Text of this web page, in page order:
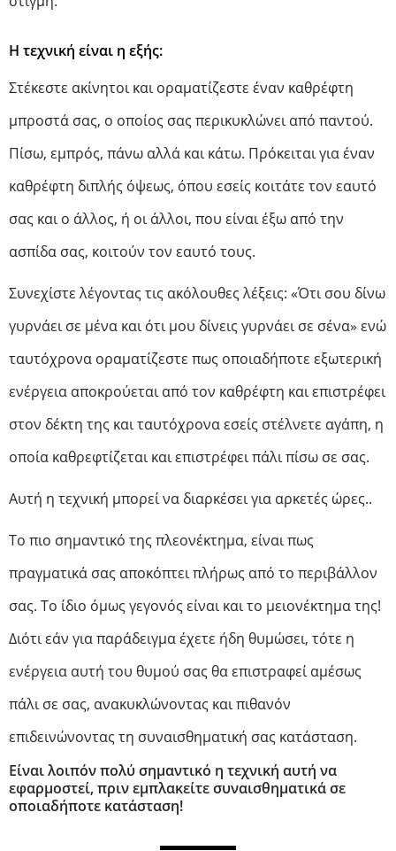
Η τεχνική είναι η εξής:
Στέκεστε ακίνητοι και οραματίζεστε έναν καθρέφτη
μπροστά σας, ο οποίος σας περικυκλώνει από παντού.
Πίσω, εμπρός, πάνω αλλά και κάτω. Πρόκειται για έναν
καθρέφτη διπλής όψεως, όπου εσείς κοιτάτε τον εαυτό
σας και ο άλλος, ή οι άλλοι, που είναι έξω από την
ασπίδα σας, κοιτούν τον εαυτό τους.
Συνεχίστε λέγοντας τις ακόλουθες λέξεις: «Ότι σου δίνω
γυρνάει σε μένα και ότι μου δίνεις γυρνάει σε σένα» ενώ
ταυτόχρονα οραματίζεστε πως οποιαδήποτε εξωτερική
ενέργεια αποκρούεται από τον καθρέφτη και επιστρέφει
στον δέκτη της και ταυτόχρονα εσείς στέλνετε αγάπη, η
οποία καθρεφτίζεται και επιστρέφει πάλι πίσω σε σας.
Αυτή η τεχνική μπορεί να διαρκέσει για αρκετές ώρες..
Το πιο σημαντικό της πλεονέκτημα, είναι πως
πραγματικά σας αποκόπτει πλήρως από το περιβάλλον
σας. Το ίδιο όμως γεγονός είναι και το μειονέκτημα της!
Διότι εάν για παράδειγμα έχετε ήδη θυμώσει, τότε η
ενέργεια αυτή του θυμού σας θα επιστραφεί αμέσως
πάλι σε σας, ανακυκλώνοντας και πιθανόν
επιδεινώνοντας τη συναισθηματική σας κατάσταση.
Είναιλοιπόνπολύ σημαντικό η τεχνική αυτή να
εφαρμοστεί, πριν εμπλακείτε συναισθηματικά σε
οποιαδήποτε κατάσταση!